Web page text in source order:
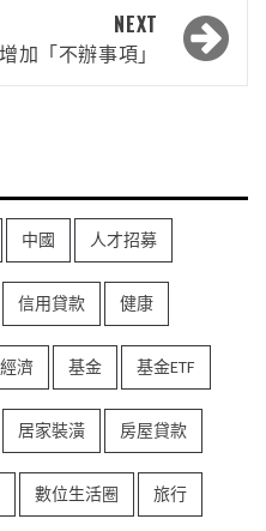
NEXT
加「不辦事項」
中國 人才招募
信用貸款 健康
濟 基金 基金ETF
居家裝潢 房屋貸款
數位生活圈 旅行